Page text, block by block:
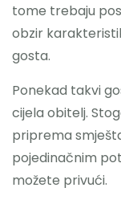
tome trebaju
obzir
gosta.
Ponekad takvi
cijela obitelj.
priprema
pojedinačnim
možete privući.